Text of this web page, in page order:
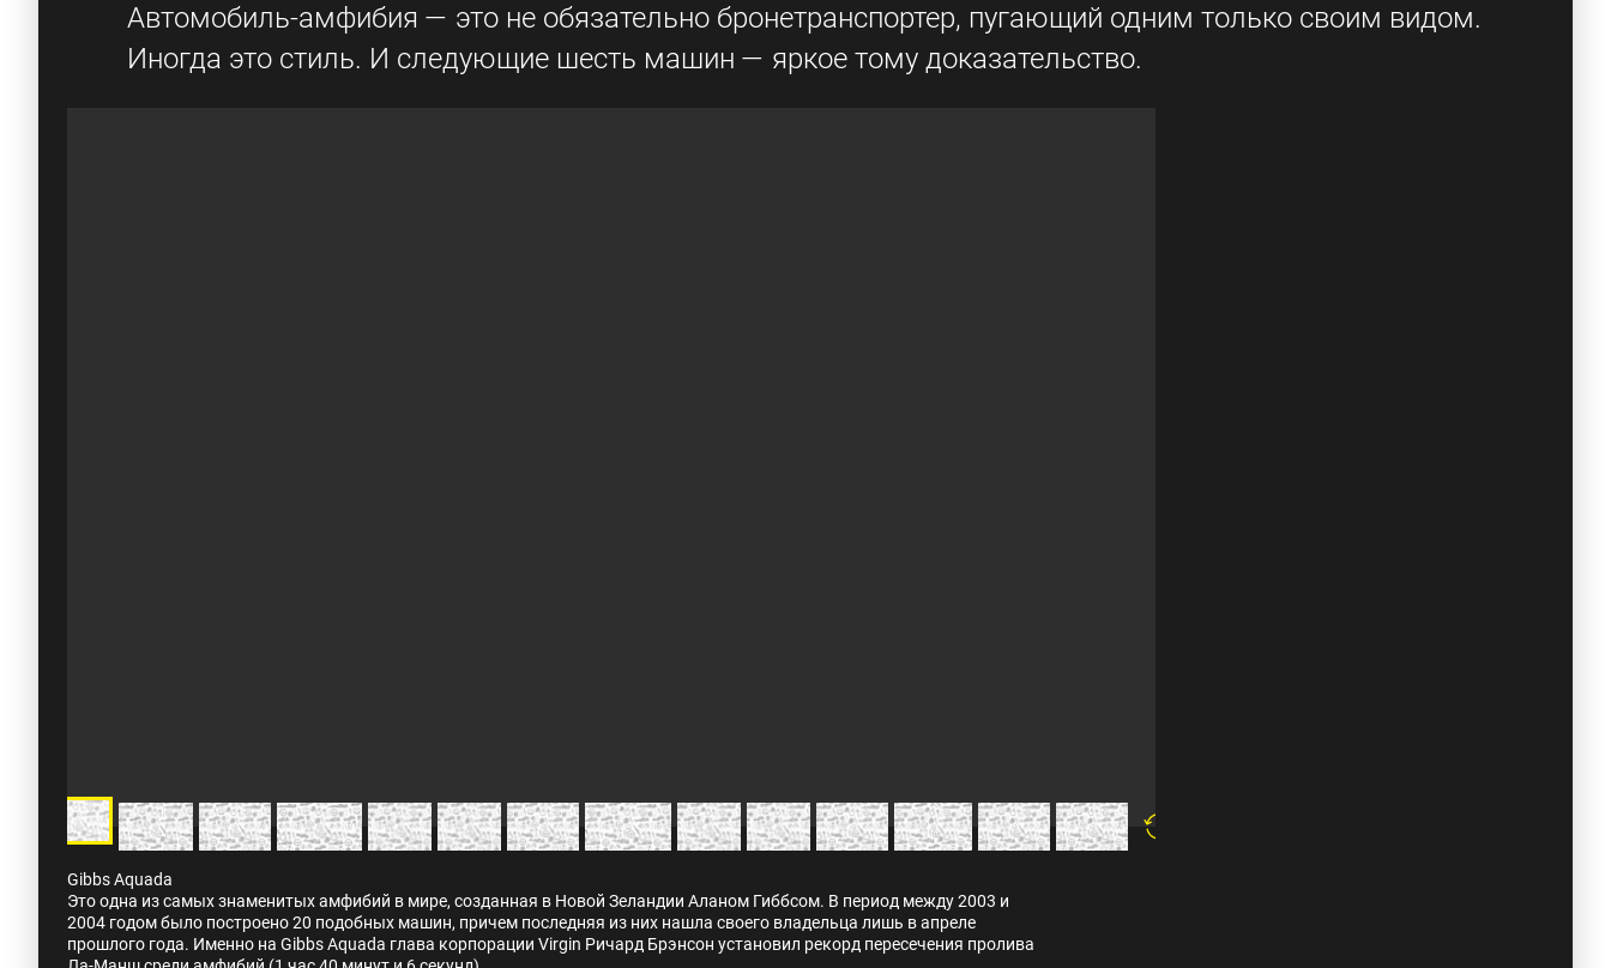
Автомобиль-амфибия — это не обязательно бронетранспортер, пугающий одним только своим видом.
Иногда это стиль. И следующие шесть машин — яркое тому доказательство.
Gibbs Aquada
Это одна из самых знаменитых амфибий в мире, созданная в Новой Зеландии Аланом Гиббсом. В период между 2003 и
2004 годом было построено 20 подобных машин, причем последняя из них нашла своего владельца лишь в апреле
прошлого года. Именно на Gibbs Aquada глава корпорации Virgin Ричард Брэнсон установил рекорд пересечения пролива